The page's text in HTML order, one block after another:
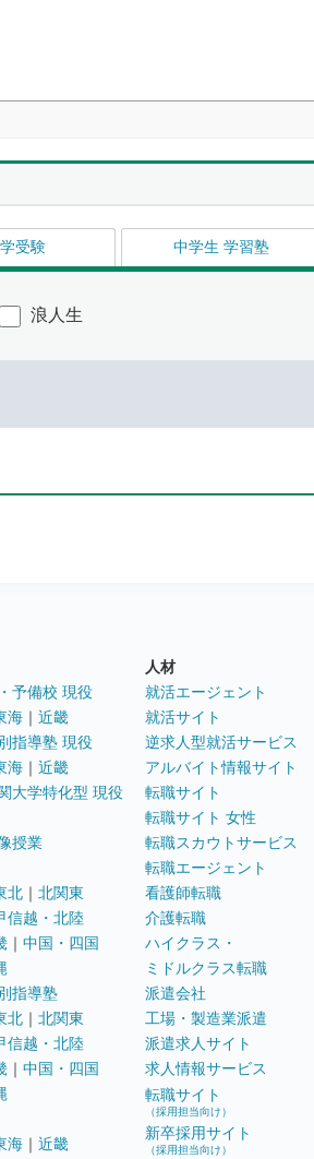
受験 中学生 学習塾
浪人生
予備校 現役
海 ｜ 近畿
指導塾 現役
海 ｜ 近畿
大学特化型 現役
授業
北 ｜ 北関東
信越・北陸
｜ 中国・四国
指導塾
北 ｜ 北関東
信越・北陸
｜ 中国・四国
海 ｜ 近畿
人材
就活エージェント
就活サイト
逆求人型就活サービス
アルバイト情報サイト
転職サイト
転職サイト 女性
転職スカウトサービス
転職エージェント
看護師転職
介護転職
ハイクラス・
ミドルクラス転職
派遣会社
工場・製造業派遣
派遣求人サイト
求人情報サービス
転職サイト
（採用担当向け）
新卒採用サイト
（採用担当向け）